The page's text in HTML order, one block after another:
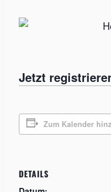
Jetzt
Zum Kalender
DETAILS